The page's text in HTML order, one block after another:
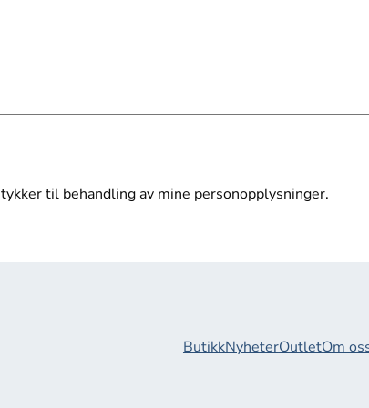
til behandling av mine personopplysninger.
ButikkNyheterOutletOm